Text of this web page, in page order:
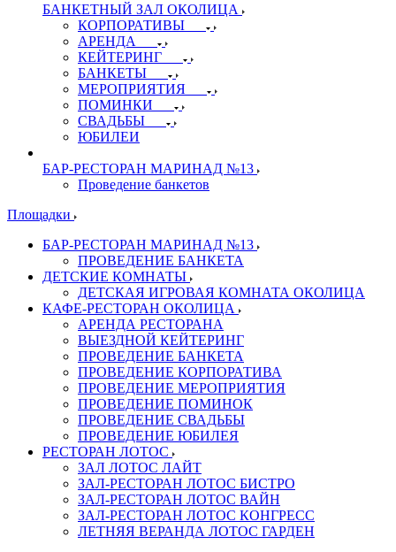
БАНКЕТНЫЙ ЗАЛ ОКОЛИЦА
КОРПОРАТИВЫ
АРЕНДА
КЕЙТЕРИНГ
БАНКЕТЫ
МЕРОПРИЯТИЯ
ПОМИНКИ
СВАДЬБЫ
ЮБИЛЕИ
БАР-РЕСТОРАН МАРИНАД №13
Проведение банкетов
Площадки
БАР-РЕСТОРАН МАРИНАД №13
ПРОВЕДЕНИЕ БАНКЕТА
ДЕТСКИЕ КОМНАТЫ
ДЕТСКАЯ ИГРОВАЯ КОМНАТА ОКОЛИЦА
КАФЕ-РЕСТОРАН ОКОЛИЦА
АРЕНДА РЕСТОРАНА
ВЫЕЗДНОЙ КЕЙТЕРИНГ
ПРОВЕДЕНИЕ БАНКЕТА
ПРОВЕДЕНИЕ КОРПОРАТИВА
ПРОВЕДЕНИЕ МЕРОПРИЯТИЯ
ПРОВЕДЕНИЕ ПОМИНОК
ПРОВЕДЕНИЕ СВАДЬБЫ
ПРОВЕДЕНИЕ ЮБИЛЕЯ
РЕСТОРАН ЛОТОС
ЗАЛ ЛОТОС ЛАЙТ
ЗАЛ-РЕСТОРАН ЛОТОС БИСТРО
ЗАЛ-РЕСТОРАН ЛОТОС ВАЙН
ЗАЛ-РЕСТОРАН ЛОТОС КОНГРЕСС
ЛЕТНЯЯ ВЕРАНДА ЛОТОС ГАРДЕН